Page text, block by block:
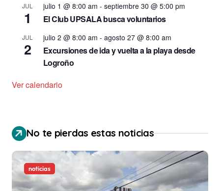
JUL
1
julio 1 @ 8:00 am - septiembre 30 @ 5:00 pm
El Club UPSALA busca voluntarios
JUL
2
julio 2 @ 8:00 am - agosto 27 @ 8:00 am
Excursiones de ida y vuelta a la playa desde
Logroño
Ver calendario
No te pierdas estas noticias
noticias